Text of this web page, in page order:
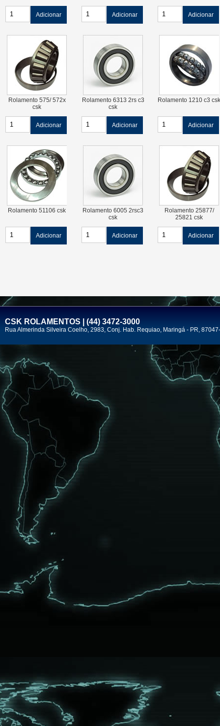
Adicionar Adicionar Adicionar
Rolamento 575/ 572x
csk
Adicionar
Rolamento 6313 2rs c3
csk
Adicionar
Rolamento 1210 c3 csk
Adicionar
Rolamento 51106 csk
Adicionar
Rolamento 6005 2rsc3
csk
Adicionar
Rolamento 25877/
25821 csk
Adicionar
CSK ROLAMENTOS | (44) 3472-3000
Rua Almerinda Silveira Coelho, 2983, Conj. Hab. Requiao, Maringá - PR,